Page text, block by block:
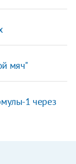
мяч"
1 через